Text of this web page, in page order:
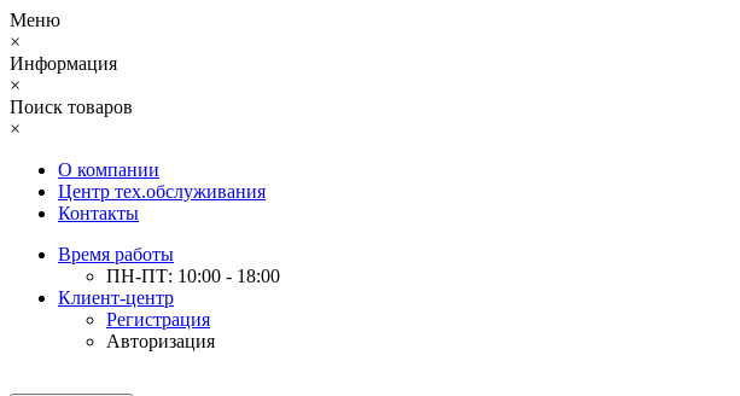
Меню
×
Информация
×
Поиск товаров
×
О компании
Центр тех.обслуживания
Контакты
Время работы
ПН-ПТ: 10:00 - 18:00
Клиент-центр
Регистрация
Авторизация